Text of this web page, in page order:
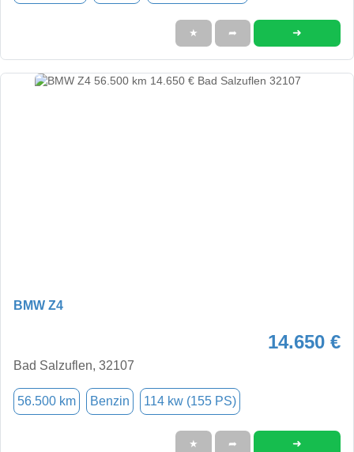
★ ➦ ➜
BMW Z4
14.650 €
Bad Salzuflen, 32107
56.500 km Benzin 114 kw (155 PS)
★ ➦ ➜